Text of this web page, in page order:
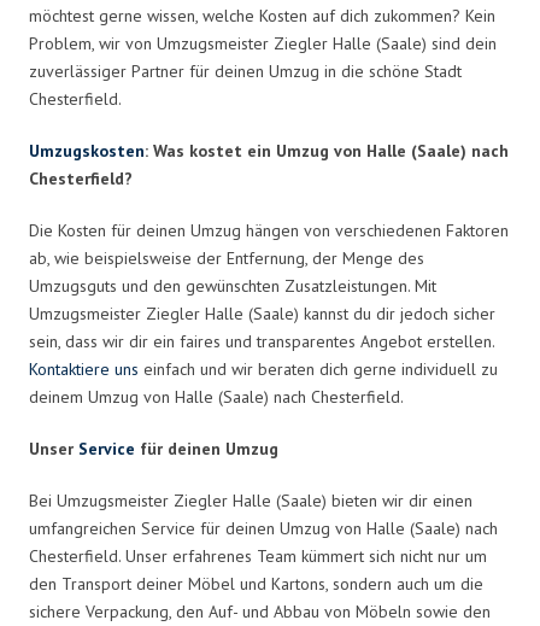
möchtest gerne wissen, welche Kosten auf dich zukommen? Kein
Problem, wir von Umzugsmeister Ziegler Halle (Saale) sind dein
zuverlässiger Partner für deinen Umzug in die schöne Stadt
Chesterfield.
Umzugskosten: Was kostet ein Umzug von Halle (Saale) nach
Chesterfield?
Die Kosten für deinen Umzug hängen von verschiedenen Faktoren
ab, wie beispielsweise der Entfernung, der Menge des
Umzugsguts und den gewünschten Zusatzleistungen. Mit
Umzugsmeister Ziegler Halle (Saale) kannst du dir jedoch sicher
sein, dass wir dir ein faires und transparentes Angebot erstellen.
Kontaktiere uns einfach und wir beraten dich gerne individuell zu
deinem Umzug von Halle (Saale) nach Chesterfield.
Unser Service für deinen Umzug
Bei Umzugsmeister Ziegler Halle (Saale) bieten wir dir einen
umfangreichen Service für deinen Umzug von Halle (Saale) nach
Chesterfield. Unser erfahrenes Team kümmert sich nicht nur um
den Transport deiner Möbel und Kartons, sondern auch um die
sichere Verpackung, den Auf- und Abbau von Möbeln sowie den